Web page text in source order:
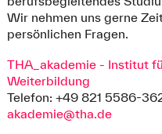
Wir nehmen uns gerne
persönlichen Fragen.
THA_akademie - Institut
Weiterbildung
Telefon: +49 821 5586-
akademie@tha.de